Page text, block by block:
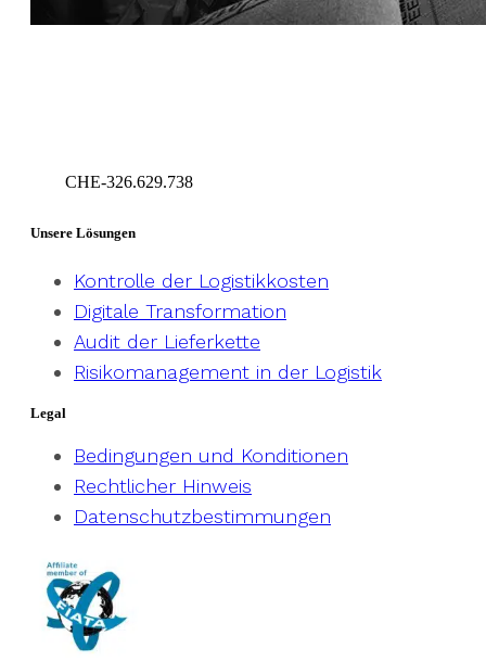
CHE-326.629.738
Unsere Lösungen
Kontrolle der Logistikkosten
Digitale Transformation
Audit der Lieferkette
Risikomanagement in der Logistik
Legal
Bedingungen und Konditionen
Rechtlicher Hinweis
Datenschutzbestimmungen